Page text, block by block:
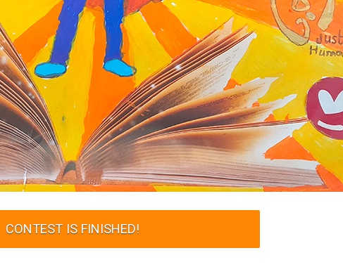
CONTEST IS FINISHED!